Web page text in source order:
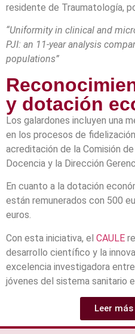
residente de Traumatología,
“Uniformity in clinical and
PJI: an 11-year analysis
populations”
y dotación
Los galardones incluyen una
en los procesos de
acreditación de la Comisión
Docencia y la Dirección
En cuanto a la dotación
están remunerados con 500
euros.
Con esta iniciativa, el CAULE
desarrollo científico y la
excelencia investigadora
jóvenes del sistema sanitario
Leer